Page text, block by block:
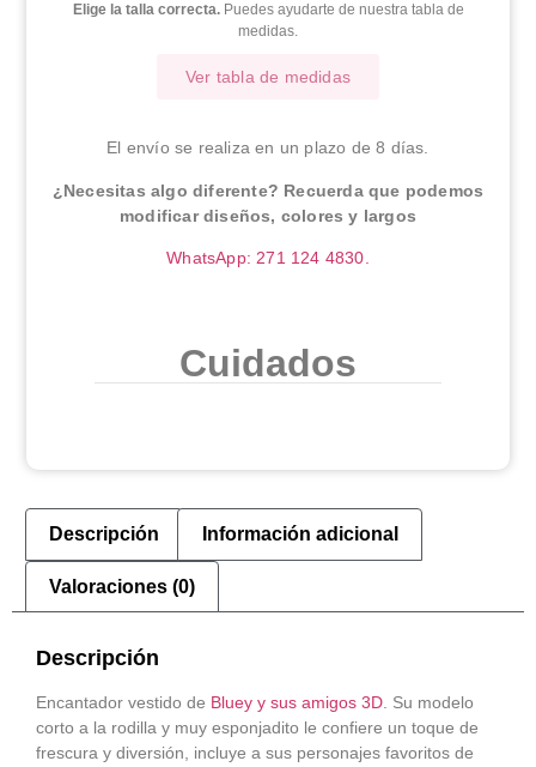
Elige la talla correcta.Puedes ayudarte de nuestra tabla de
medidas.
Ver tabla de medidas
El envío se realiza en un plazo de 8 días.
¿Necesitas algo diferente? Recuerda que podemos
modificar diseños, colores y largos
WhatsApp: 271 124 4830.
Cuidados
Descripción Información adicional
Valoraciones (0)
Descripción
Encantador vestido de Bluey y sus amigos 3D. Su modelo
corto a la rodilla y muy esponjadito le confiere un toque de
frescura y diversión, incluye a sus personajes favoritos de